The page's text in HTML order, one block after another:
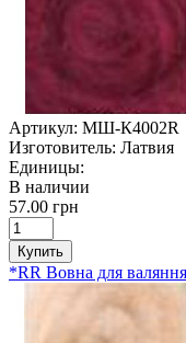
Артикул: МШ-К4002R
Изготовитель: Латвия
Единицы:
В наличии
57.00 грн
Купить
*RR Вовна для